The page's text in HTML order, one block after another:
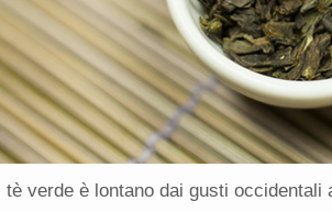
Il tè verde è lontano dai gusti